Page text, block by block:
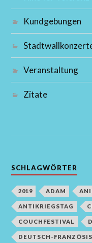
Kundgebungen
Veranstaltung
Zitate
SCHLAGWÖRTER
2019 ADAM
ANTIKRIEGSTAG
COUCHFESTIVAL
DEUTSCH-